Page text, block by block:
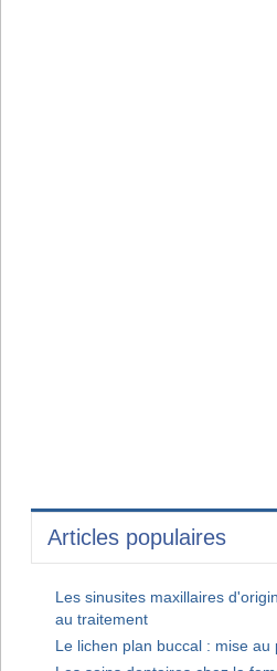
Articles populaires
Les sinusites maxillaires
au traitement
Le lichen plan buccal : mise au